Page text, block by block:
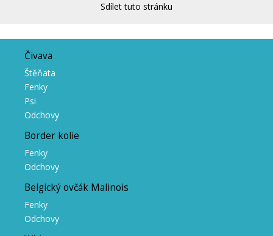
Sdílet tuto stránku
Čivava
Štěňata
Fenky
Psi
Odchovy
Border kolie
Fenky
Odchovy
Belgický ovčák Malinois
Fenky
Odchovy